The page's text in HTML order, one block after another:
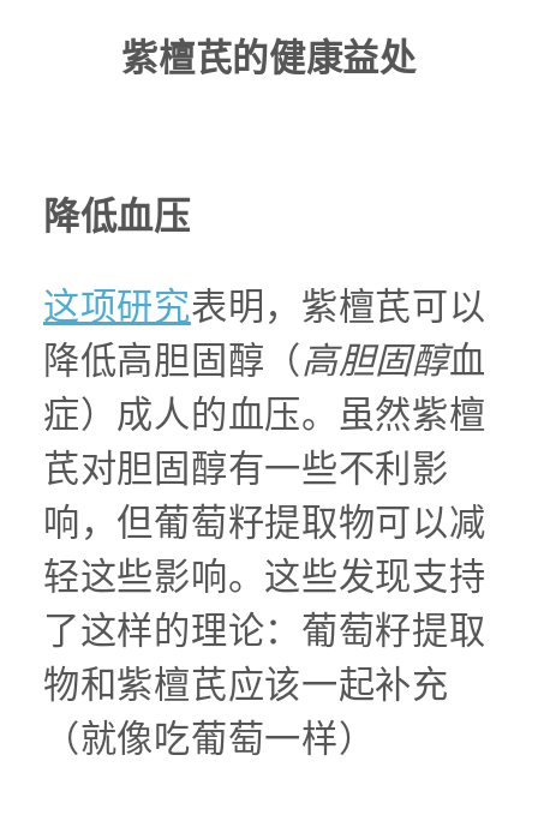
紫檀芪的健康益处
降低血压
这项研究表明，紫檀芪可以
降低高胆固醇（ 高胆固醇血
症）成人的血压。虽然紫檀
芪对胆固醇有一些不利影
响，但葡萄籽提取物可以减
轻这些影响。这些发现支持
了这样的理论：葡萄籽提取
物和紫檀芪应该一起补充
（就像吃葡萄一样）